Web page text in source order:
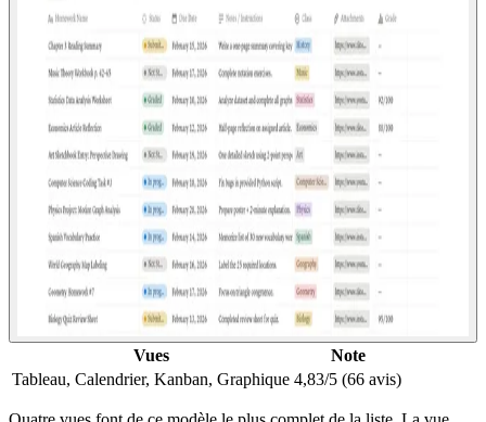
Vues
Note
Tableau, Calendrier, Kanban, Graphique 4,83/5 (66 avis)